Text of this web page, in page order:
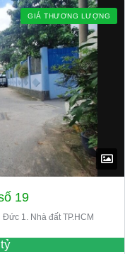
GIÁ THƯƠNG LƯỢNG
19
Đức 1. Nhà đất TP.HCM